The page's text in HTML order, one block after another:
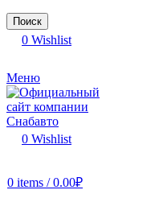
Поиск
0 Wishlist
Меню
0 Wishlist
0 items / 0.00₽